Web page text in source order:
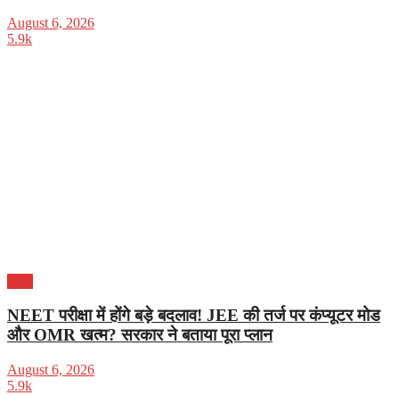
August 6, 2026
5.9k
NEET परीक्षा में होंगे बड़े बदलाव! JEE की तर्ज पर कंप्यूटर मोड
और OMR खत्म? सरकार ने बताया पूरा प्लान
August 6, 2026
5.9k